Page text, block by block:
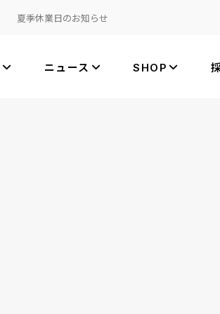
夏季休業日のお知らせ
ニュース SHOP